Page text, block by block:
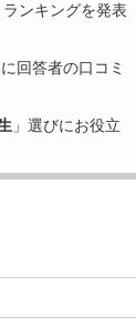
ランキングを発表
回答者の口コミ
」選びにお役立